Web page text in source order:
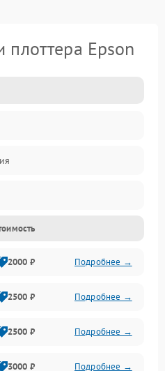
плоттера Epson
2000 ₽ Подробнее →
2500 ₽ Подробнее →
2500 ₽ Подробнее →
3000 ₽ Подробнее →